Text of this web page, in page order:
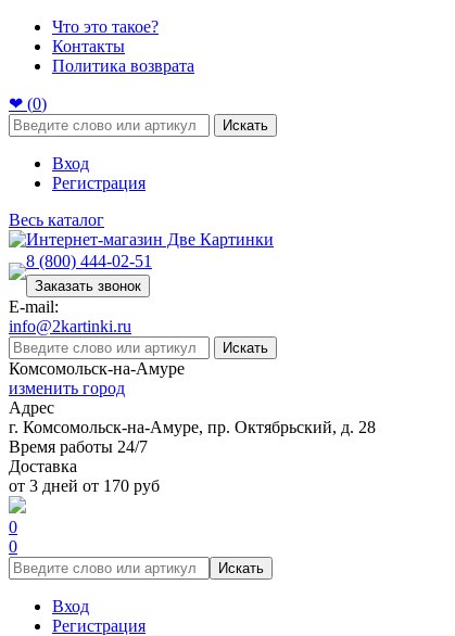
Что это такое?
Контакты
Политика возврата
❤ (0)
Искать
Вход
Регистрация
Весь каталог
8 (800) 444-02-51
Заказать звонок
E-mail:
info@2kartinki.ru
Искать
Комсомольск-на-Амуре
изменить город
Адрес
г. Комсомольск-на-Амуре, пр. Октябрьский, д. 28
Время работы 24/7
Доставка
от 3 дней от 170 руб
0
0
Искать
Вход
Регистрация